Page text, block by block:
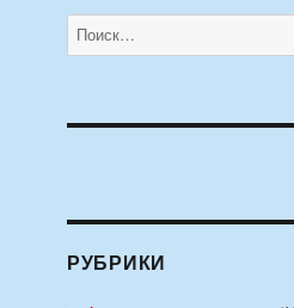
Искать:
РУБРИКИ